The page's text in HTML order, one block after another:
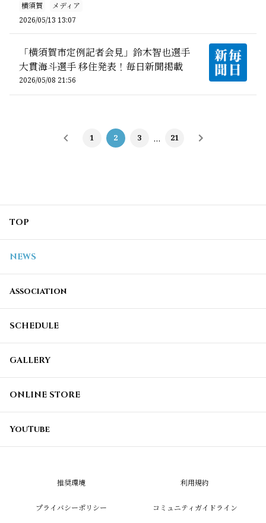
横須賀
メディア
2026/05/13 13:07
「横須賀市定例記者会見」鈴木智也選手
大貫海斗選手 移住発表！毎日新聞掲載
2026/05/08 21:56
1 2 3 … 21
TOP
NEWS
Association
SCHEDULE
GALLERY
ONLINE STORE
YouTube
推奨環境 利用規約
プライバシーポリシー コミュニティガイドライン